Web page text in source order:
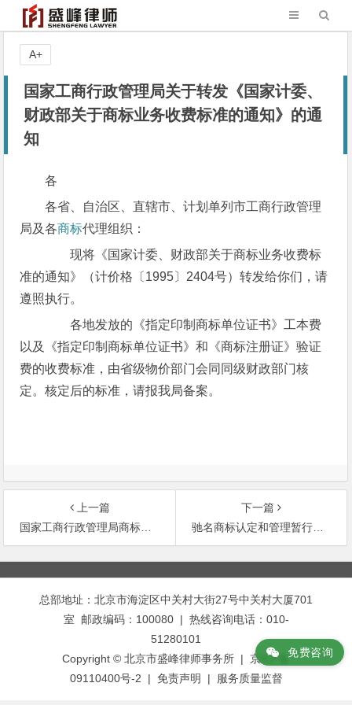
国家工商行政管理局关于转发《国家计委、
财政部关于商标业务收费标准的通知》的通
知
各
各省、自治区、直辖市、计划单列市工商行政管理
局及各商标代理组织：
现将《国家计委、财政部关于商标业务收费标
准的通知》（计价格〔1995〕2404号）转发给你们，请
遵照执行。
各地发放的《指定印制商标单位证书》工本费
以及《指定印制商标单位证书》和《商标注册证》验证
费的收费标准，由省级物价部门会同同级财政部门核
定。核定后的标准，请报我局备案。
A+
上一篇
国家工商行政管理局商标局关于鉴别商标标识真伪问题的复函
下一篇
驰名商标认定和管理暂行规定 ［已被修正］
文
章
总部地址：北京市海淀区中关村大街27号中关村大厦701
室 邮政编码：100080 | 热线咨询电话：010-
51280101
Copyright © 北京市盛峰律师事务所 | 京ICP备
09110400号-2 | 免责声明 | 服务质量监督
免费咨询